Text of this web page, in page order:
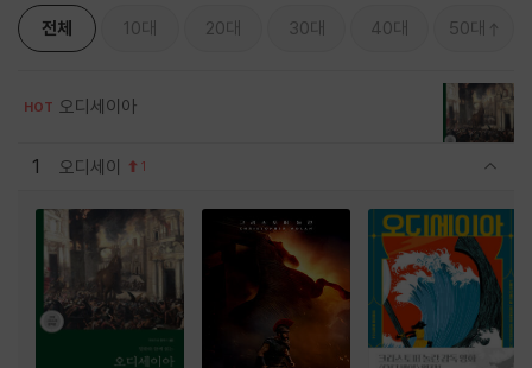
전체 10대 20대 30대 40대 50대
HOT 오디세이아
1 오디세이 1